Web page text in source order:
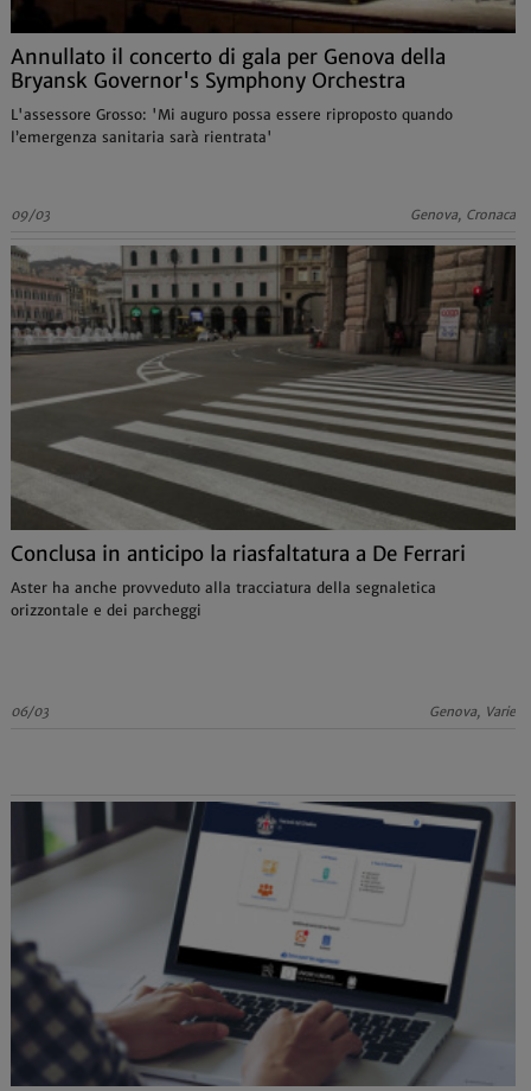
Annullato il concerto di gala per Genova della
Bryansk Governor's Symphony Orchestra
L'assessore Grosso: 'Mi auguro possa essere riproposto quando
l’emergenza sanitaria sarà rientrata'
09/03 Genova, Cronaca
Conclusa in anticipo la riasfaltatura a De Ferrari
Aster ha anche provveduto alla tracciatura della segnaletica
orizzontale e dei parcheggi
06/03 Genova, Varie